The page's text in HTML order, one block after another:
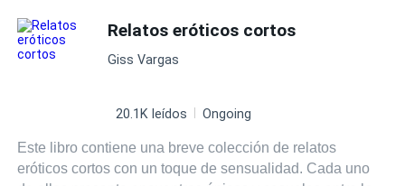
dentro de mí mientras yo lo apretaba con fuerza. Los dos
nos corrimos juntos, sin aliento, jadeando desesperados.
Justo cuando pensaba que habíamos terminado, él me
lados de mi cabeza, y Melvin las sujetó firmemente en
pongo cuando te veo caminando por la casa solo con
esas putas camisetas de tirantes y minifaldas que apenas
Relatos eróticos cortos
Giss Vargas
20.1K leídos Ongoing
Este libro contiene una breve colección de relatos
eróticos cortos con un toque de sensualidad. Cada uno